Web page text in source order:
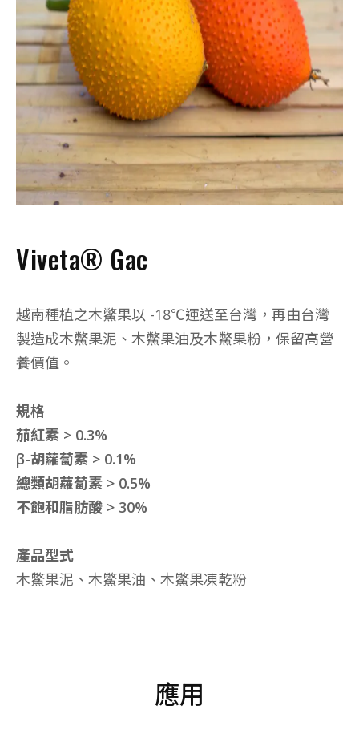
Viveta® Gac
越南種植之木鱉果以 -18℃運送至台灣，再由台灣
製造成木鱉果泥、木鱉果油及木鱉果粉，保留高營
養價值。
規格
茄紅素 > 0.3%
β-胡蘿蔔素 > 0.1%
總類胡蘿蔔素 > 0.5%
不飽和脂肪酸 > 30%
產品型式
木鱉果泥、木鱉果油、木鱉果凍乾粉
應用